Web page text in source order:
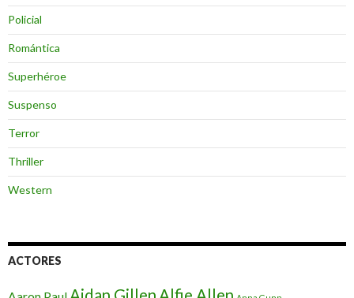
Policial
Romántica
Superhéroe
Suspenso
Terror
Thriller
Western
ACTORES